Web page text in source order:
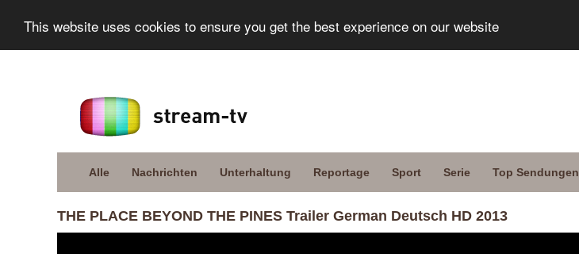
This website uses cookies to ensure you get the best experience on our website
Alle Nachrichten Unterhaltung Reportage Sport Serie Top Sendungen
THE PLACE BEYOND THE PINES Trailer German Deutsch HD 2013